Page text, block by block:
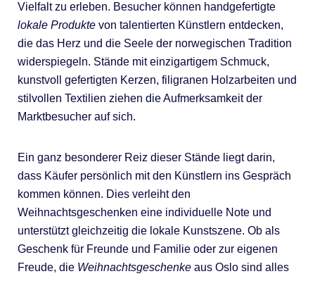
Vielfalt zu erleben. Besucher können handgefertigte
lokale Produktevon talentierten Künstlern entdecken,
die das Herz und die Seele der norwegischen Tradition
widerspiegeln. Stände mit einzigartigem Schmuck,
kunstvoll gefertigten Kerzen, filigranen Holzarbeiten und
stilvollen Textilien ziehen die Aufmerksamkeit der
Marktbesucher auf sich.
Ein ganz besonderer Reiz dieser Stände liegt darin,
dass Käufer persönlich mit den Künstlern ins Gespräch
kommen können. Dies verleiht den
Weihnachtsgeschenken eine individuelle Note und
unterstützt gleichzeitig die lokale Kunstszene. Ob als
Geschenk für Freunde und Familie oder zur eigenen
Freude, die Weihnachtsgeschenkeaus Oslo sind alles